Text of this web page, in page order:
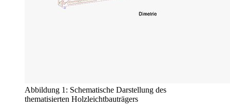
Abbildung 1: Schematische Darstellung des
thematisierten Holzleichtbauträgers